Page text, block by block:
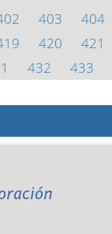
403 404
420 421
432 433